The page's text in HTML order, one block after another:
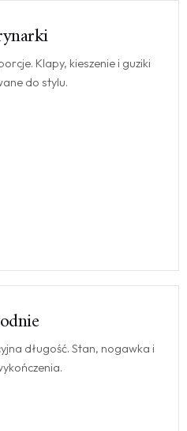
Klapy, kieszenie i guziki
do stylu.
długość. Stan, nogawka i